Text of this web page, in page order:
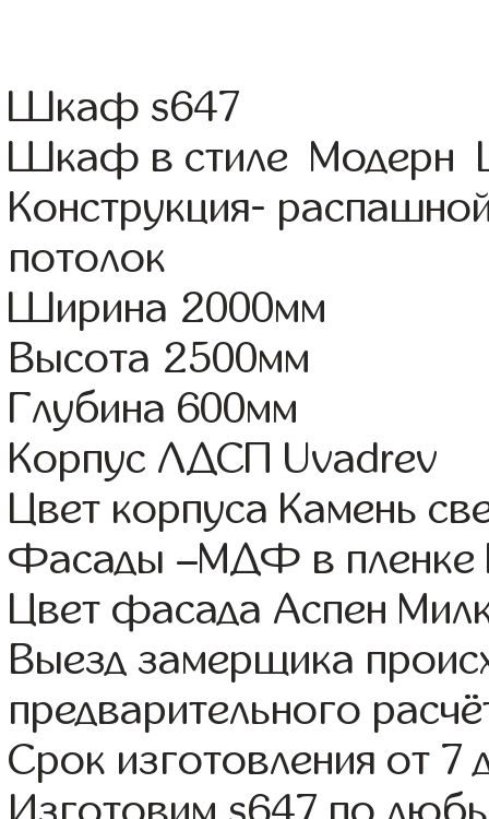
Шкаф s647
Шкаф в стиле Модерн
Конструкция-
потолок
Ширина 2000мм
Высота 2500мм
Глубина 600мм
Корпус ЛДСП Uvadrev
Цвет корпуса Камень
Фасады –МДФ в пленке
Цвет фасада Аспен
Выезд замерщика
предварительного
Срок изготовления от 7